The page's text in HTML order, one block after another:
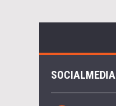
SOCIALMEDIA